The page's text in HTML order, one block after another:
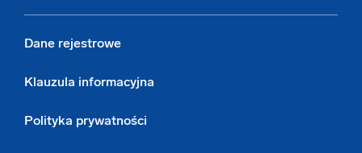
Dane rejestrowe
Klauzula informacyjna
Polityka prywatności